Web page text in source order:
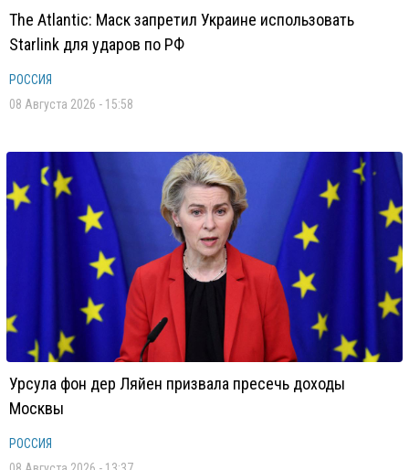
The Atlantic: Маск запретил Украине использовать
Starlink для ударов по РФ
РОССИЯ
08 Августа 2026 - 15:58
Урсула фон дер Ляйен призвала пресечь доходы
Москвы
РОССИЯ